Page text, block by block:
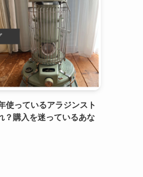
使っているアラジンスト
？購入を迷っているあな